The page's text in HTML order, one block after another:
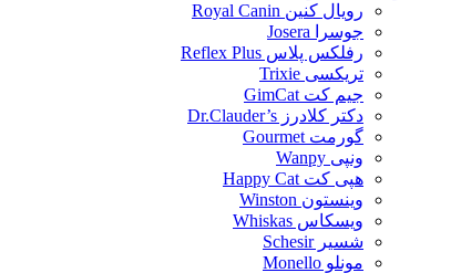
رویال کنین Royal Canin
جوسرا Josera
رفلکس پلاس Reflex Plus
تریکسی Trixie
جیم کت GimCat
دکتر کلادرز Dr.Clauder’s
گورمت Gourmet
ونپی Wanpy
هپی کت Happy Cat
وینستون Winston
ویسکاس Whiskas
شسیر Schesir
مونلو Monello